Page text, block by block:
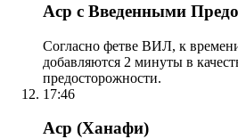
Аср с Введенными
Согласно фетве ВИЛ, к
добавляются 2 минуты в
предосторожности.
17:46
Аср (Ханафи)